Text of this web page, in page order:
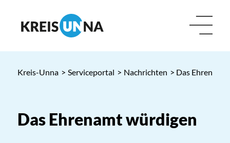
Kreis-Unna > Serviceportal > Nachrichten > Das Ehrenamt
Das Ehrenamt würdigen